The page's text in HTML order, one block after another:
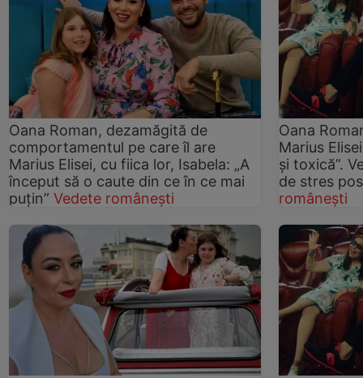
Oana Roman, dezamăgită de
comportamentul pe care îl are
Marius Elisei, cu fiica lor, Isabela: „A
început să o caute din ce în ce mai
puțin” Vedete românești
Oana
Marius
și toxică”.
de stres
românești